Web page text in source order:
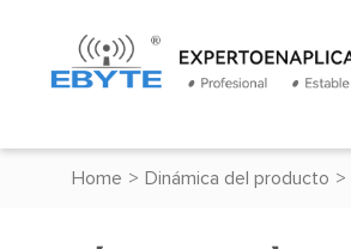
Home > Dinámica del producto >